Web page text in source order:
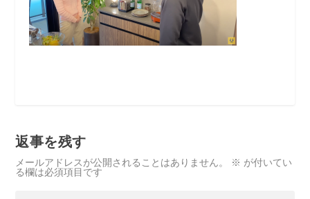
返事を残す
メールアドレスが公開されることはありません。 ※ が付いてい
る欄は必須項目です